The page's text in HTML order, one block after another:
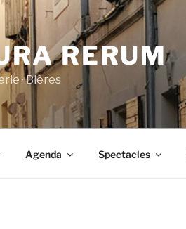
RERUM
· Bières
Agenda Spectacles